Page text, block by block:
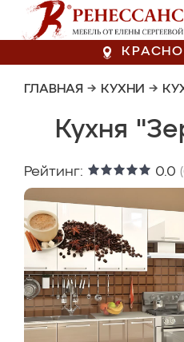
ГЛАВНАЯ → КУХНИ →
Кухня
Рейтинг: 0.0 (